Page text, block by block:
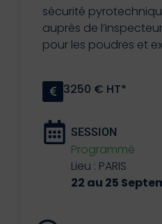
sécurité
auprès de
pour les poudres et
3250 € HT*
SESSION
Programmé
Lieu : PARIS
22 au 25